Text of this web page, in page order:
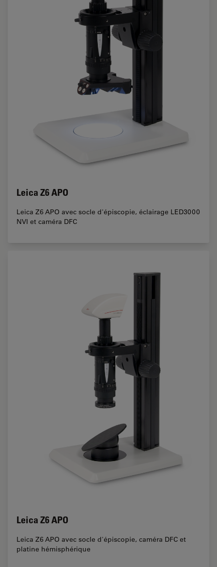
Leica Z6 APO
Leica Z6 APO avec socle d'épiscopie, éclairage LED3000
NVI et caméra DFC
Leica Z6 APO
Leica Z6 APO avec socle d'épiscopie, caméra DFC et
platine hémisphérique